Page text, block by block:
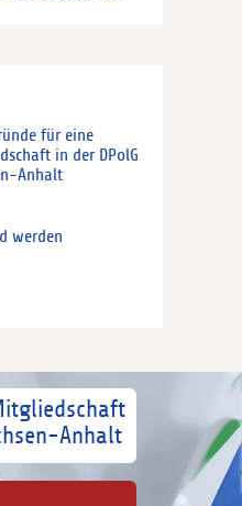
für eine
in der DPolG
Anhalt
werden
Anhalt